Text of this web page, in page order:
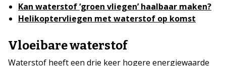
Kan waterstof ‘groen vliegen’ haalbaar maken?
Helikoptervliegen met waterstof op komst
Vloeibare waterstof
Waterstof heeft een drie keer hogere energiewaarde